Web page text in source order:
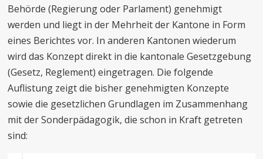
Behörde (Regierung oder Parlament) genehmigt
werden und liegt in der Mehrheit der Kantone in Form
eines Berichtes vor. In anderen Kantonen wiederum
wird das Konzept direkt in die kantonale Gesetzgebung
(Gesetz, Reglement) eingetragen. Die folgende
Auflistung zeigt die bisher genehmigten Konzepte
sowie die gesetzlichen Grundlagen im Zusammenhang
mit der Sonderpädagogik, die schon in Kraft getreten
sind: